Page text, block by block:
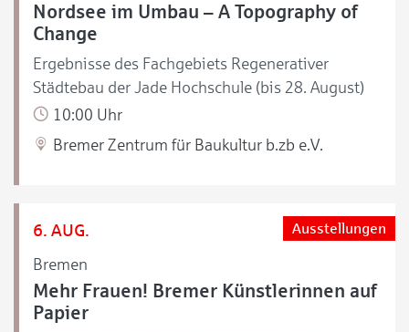
Nordsee im Umbau – A Topography of
Change
Ergebnisse des Fachgebiets Regenerativer
Städtebau der Jade Hochschule (bis 28. August)
10:00 Uhr
Bremer Zentrum für Baukultur b.zb e.V.
6. AUG.
Bremen
Ausstellungen
Mehr Frauen! Bremer Künstlerinnen auf
Papier